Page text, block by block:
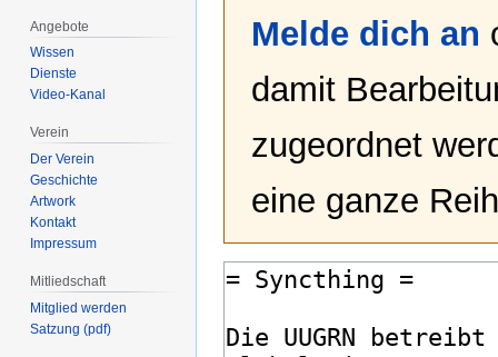
Melde dich an
damit
zugeordnet
eine ganze
Angebote
Wissen
Dienste
Video-Kanal
Verein
Der Verein
Geschichte
Artwork
Kontakt
Impressum
Mitliedschaft
Mitglied werden
Satzung (pdf)